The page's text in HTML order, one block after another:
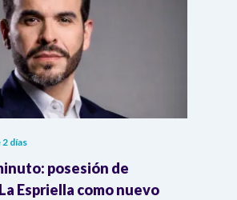
2 días
posesión de
Espriella como nuevo